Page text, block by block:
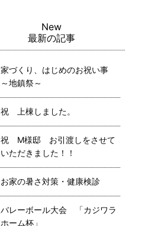
New
最新の記事
家づくり、はじめのお祝い事
～地鎮祭～
祝 上棟しました。
祝 M様邸 お引渡しをさせて
いただきました！！
お家の暑さ対策・健康検診
バレーボール大会 「カジワラ
ホーム杯」